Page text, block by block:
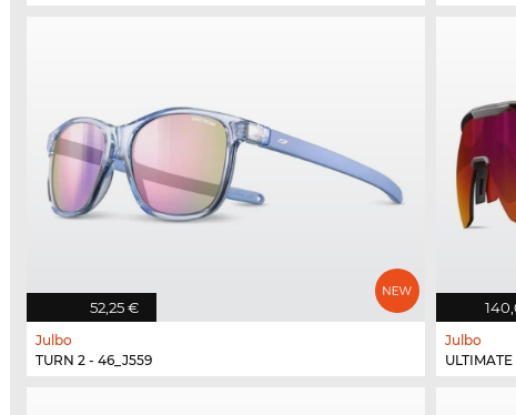
52,25 €
Julbo
TURN 2 - 46_J559
Julbo